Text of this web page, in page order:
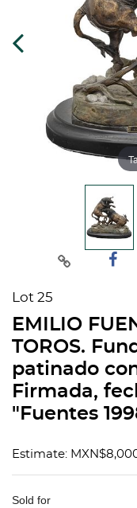
Lot 25
EMILIO
TOROS.
patinado
Firmada,
"Fuentes
Estimate:
Sold for